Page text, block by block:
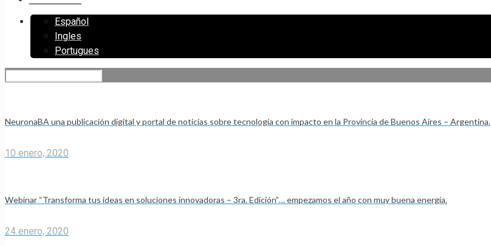
Español
Ingles
Portugues
NeuronaBA una publicación digital y portal de noticias sobre tecnología con impacto en la Provincia de Buenos Aires – Argentina.
10 enero, 2020
Webinar “Transforma tus ideas en soluciones innovadoras – 3ra. Edición”… empezamos el año con muy buena energía.
24 enero, 2020